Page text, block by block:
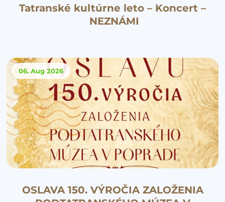
Tatranské kultúrne leto – Koncert –
NEZNÁMI
06. Aug 2026
OSLAVA 150. VÝROČIA ZALOŽENIA